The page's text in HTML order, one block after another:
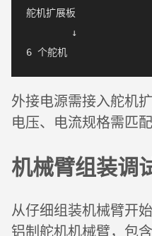
舵机扩展板
        ↓
外接电源需接入舵机
电压、电流规格需匹
机械臂组装调
从仔细组装机械臂开
铝制舵机机械臂，包